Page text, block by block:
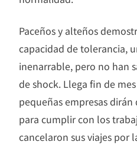
Paceños y alteños
capacidad de tolerancia,
inenarrable, pero no han
de shock. Llega fin de
pequeñas empresas
para cumplir con los
cancelaron sus viajes por